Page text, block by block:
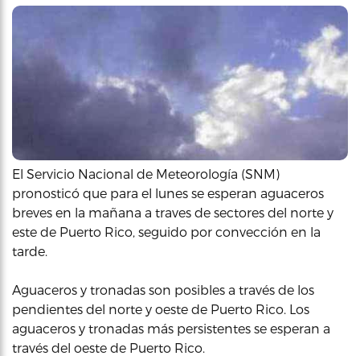
El Servicio Nacional de Meteorología (SNM)
pronosticó que para el lunes se esperan aguaceros
breves en la mañana a traves de sectores del norte y
este de Puerto Rico, seguido por convección en la
tarde.
Aguaceros y tronadas son posibles a través de los
pendientes del norte y oeste de Puerto Rico. Los
aguaceros y tronadas más persistentes se esperan a
través del oeste de Puerto Rico.